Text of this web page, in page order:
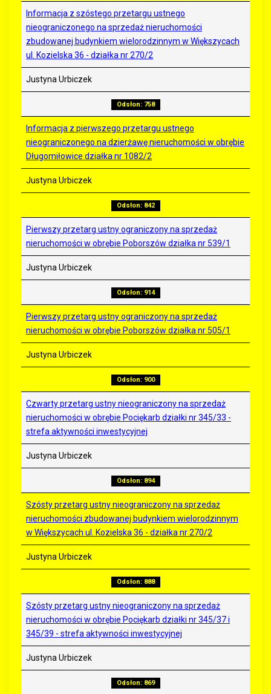
Informacja z szóstego przetargu ustnego
nieograniczonego na sprzedaż nieruchomości
zbudowanej budynkiem wielorodzinnym w Większycach
ul. Kozielska 36 - działka nr 270/2
Justyna Urbiczek
Odsłon: 758
Informacja z pierwszego przetargu ustnego
nieograniczonego na dzierżawę nieruchomości w obrębie
Długomiłowice działka nr 1082/2
Justyna Urbiczek
Odsłon: 842
Pierwszy przetarg ustny ograniczony na sprzedaż
nieruchomości w obrębie Poborszów działka nr 539/1
Justyna Urbiczek
Odsłon: 914
Pierwszy przetarg ustny ograniczony na sprzedaż
nieruchomości w obrębie Poborszów działka nr 505/1
Justyna Urbiczek
Odsłon: 900
Czwarty przetarg ustny nieograniczony na sprzedaż
nieruchomości w obrębie Pociękarb działki nr 345/33 -
strefa aktywności inwestycyjnej
Justyna Urbiczek
Odsłon: 894
Szósty przetarg ustny nieograniczony na sprzedaż
nieruchomości zbudowanej budynkiem wielorodzinnym
w Większycach ul. Kozielska 36 - działka nr 270/2
Justyna Urbiczek
Odsłon: 888
Szósty przetarg ustny nieograniczony na sprzedaż
nieruchomości w obrębie Pociękarb działki nr 345/37 i
345/39 - strefa aktywności inwestycyjnej
Justyna Urbiczek
Odsłon: 869